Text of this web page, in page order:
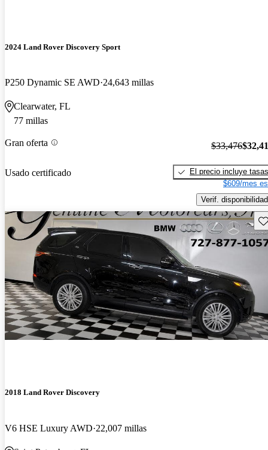
2024 Land Rover Discovery Sport
P250 Dynamic SE AWD 24,643 millas
Clearwater, FL
77 millas
Gran oferta
Usado certificado
$33,476
El precio incluye tasas
$609/mes
Verif. disponibilidad
2018 Land Rover Discovery
V6 HSE Luxury AWD 22,007 millas